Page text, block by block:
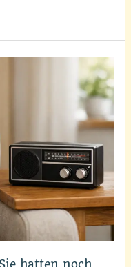
hatten noch